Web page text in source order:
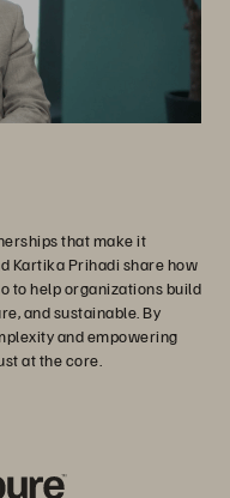
that make it
Kartika Prihadi share how
to help organizations build
and sustainable. By
and empowering
at the core.